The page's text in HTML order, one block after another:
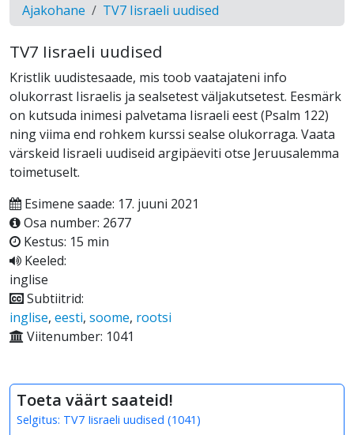
Ajakohane TV7 Iisraeli uudised
TV7 Iisraeli uudised
Kristlik uudistesaade, mis toob vaatajateni info
olukorrast Iisraelis ja sealsetest väljakutsetest. Eesmärk
on kutsuda inimesi palvetama Iisraeli eest (Psalm 122)
ning viima end rohkem kurssi sealse olukorraga. Vaata
värskeid Iisraeli uudiseid argipäeviti otse Jeruusalemma
toimetuselt.
Esimene saade: 17. juuni 2021
Osa number: 2677
Kestus: 15 min
Keeled:
inglise
Subtiitrid:
inglise, eesti, soome, rootsi
Viitenumber: 1041
Toeta väärt saateid!
Selgitus: TV7 Iisraeli uudised (1041 )